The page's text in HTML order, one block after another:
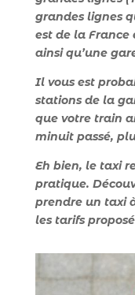
grandes lignes
est de la France
ainsi qu’une
Il vous est
stations de la
que votre train
minuit passé,
Eh bien, le taxi
pratique.
prendre un taxi
les tarifs